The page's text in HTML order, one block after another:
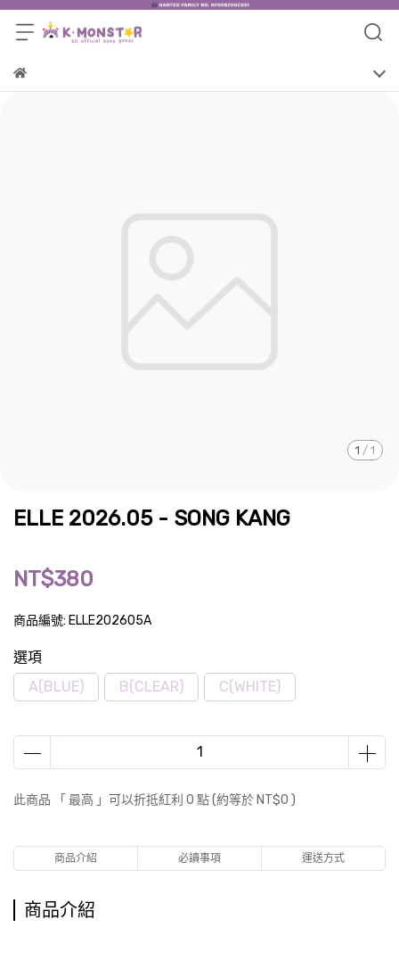
1 / 1
ELLE 2026.05 - SONG KANG
NT$380
商品編號: ELLE202605A
選項
A(BLUE)
B(CLEAR) C(WHITE)
此商品 「 最高 」可以折抵紅利 0 點 (約等於 NT$0 )
商品介紹 必讀事項 運送方式
商品介紹